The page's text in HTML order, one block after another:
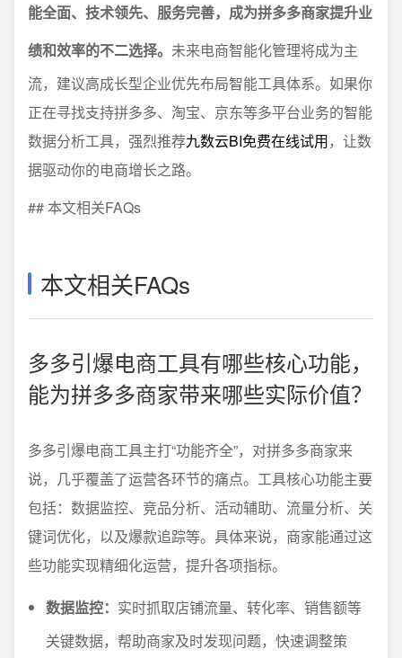
能全面、技术领先、服务完善，成为拼多多商家提升业
绩和效率的不二选择。 未来电商智能化管理将成为主
流，建议高成长型企业优先布局智能工具体系。如果你
正在寻找支持拼多多、淘宝、京东等多平台业务的智能
数据分析工具，强烈推荐九数云BI免费在线试用，让数
据驱动你的电商增长之路。
## 本文相关FAQs
本文相关FAQs
多多引爆电商工具有哪些核心功能，
能为拼多多商家带来哪些实际价值？
多多引爆电商工具主打“功能齐全”，对拼多多商家来
说，几乎覆盖了运营各环节的痛点。工具核心功能主要
包括：数据监控、竞品分析、活动辅助、流量分析、关
键词优化，以及爆款追踪等。具体来说，商家能通过这
些功能实现精细化运营，提升各项指标。
数据监控： 实时抓取店铺流量、转化率、销售额等
关键数据，帮助商家及时发现问题，快速调整策